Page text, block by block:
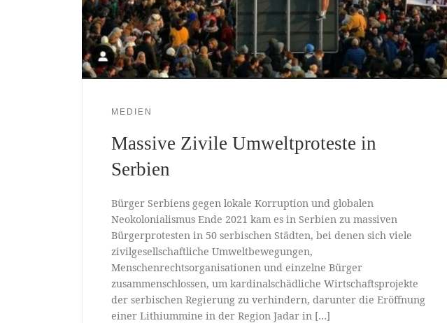
MEDIEN
Massive Zivile Umweltproteste in
Serbien
Bürger Serbiens gegen lokale Korruption und globalen
Neokolonialismus Ende 2021 kam es in Serbien zu massiven
Bürgerprotesten in 50 serbischen Städten, bei denen sich viele
zivilgesellschaftliche Umweltbewegungen,
Menschenrechtsorganisationen und einzelne Bürger
zusammenschlossen, um kardinalschädliche Wirtschaftsprojekte
der serbischen Regierung zu verhindern, darunter die Eröffnung
einer Lithiummine in der Region Jadar in […]